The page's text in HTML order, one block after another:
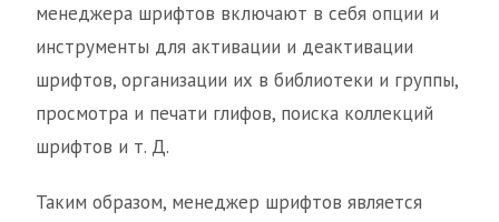
менеджера шрифтов включают в себя опции и
инструменты для активации и деактивации
шрифтов, организации их в библиотеки и группы,
просмотра и печати глифов, поиска коллекций
шрифтов и т. Д.
Таким образом, менеджер шрифтов является